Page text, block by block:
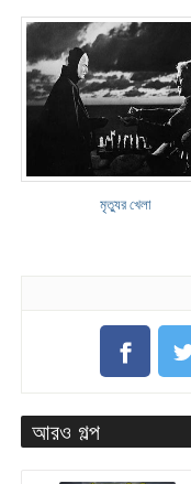
মৃত্যুর খেলা
আরও গল্প